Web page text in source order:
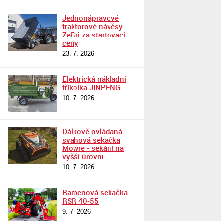
Jednonápravové
traktorové návěsy
ZeBri za startovací
ceny
23. 7. 2026
Elektrická nákladní
tříkolka JINPENG
10. 7. 2026
Dálkově ovládaná
svahová sekačka
Mowre - sekání na
vyšší úrovni
10. 7. 2026
Ramenová sekačka
RSR 40-55
9. 7. 2026